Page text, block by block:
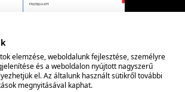
elemzése, weboldalunk fejlesztése, személyre
és a weboldalon nyújtott nagyszerű
el. Az általunk használt sütikről további
megnyitásával kaphat.